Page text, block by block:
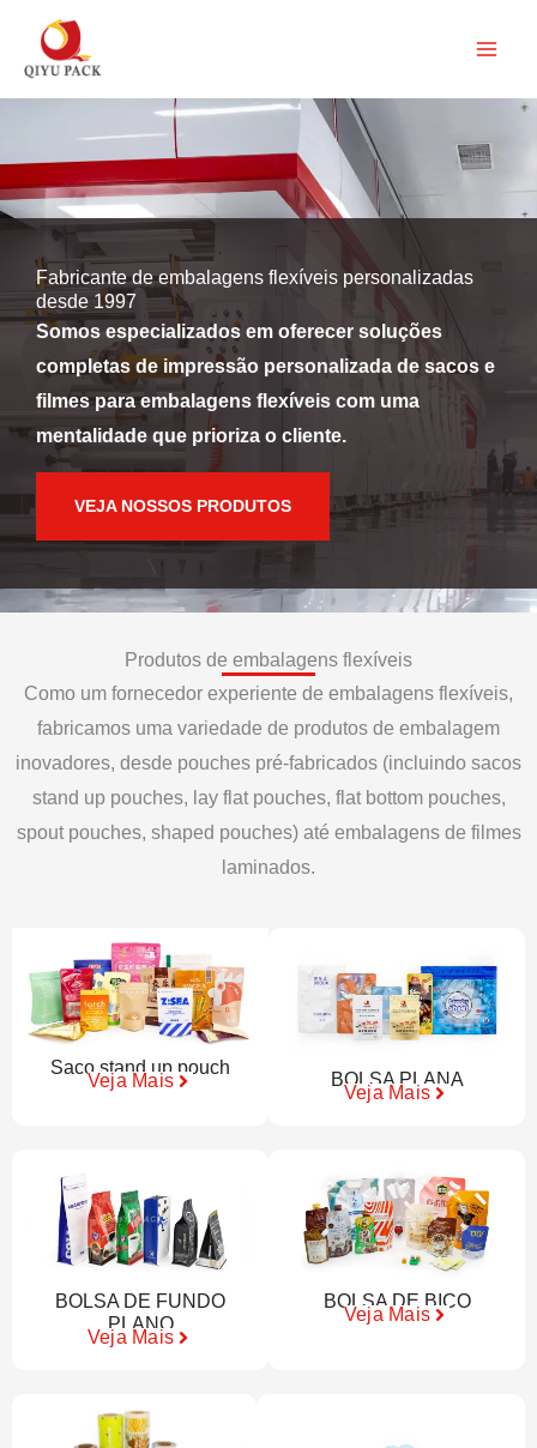
Fabricante de embalagens flexíveis personalizadas
desde 1997
Somos especializados em oferecer soluções
completas de impressão personalizada de sacos e
filmes para embalagens flexíveis com uma
mentalidade que prioriza o cliente.
VEJA NOSSOS PRODUTOS
Produtos de embalagens flexíveis
Como um fornecedor experiente de embalagens flexíveis,
fabricamos uma variedade de produtos de embalagem
inovadores, desde pouches pré-fabricados (incluindo sacos
stand up pouches, lay flat pouches, flat bottom pouches,
spout pouches, shaped pouches) até embalagens de filmes
laminados.
Saco stand up pouch
Veja Mais BOLSA PLANA
Veja Mais
BOLSA DE FUNDO
PLANO
Veja Mais
BOLSA DE BICO
Veja Mais